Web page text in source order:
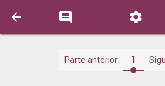
  
Parte anterior 1